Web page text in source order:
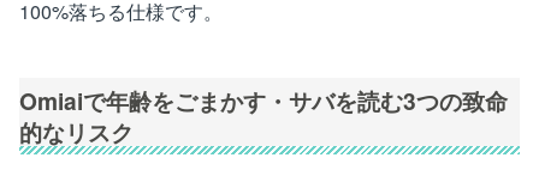
100%落ちる仕様です。
Omiaiで年齢をごまかす・サバを読む3つの致命
的なリスク